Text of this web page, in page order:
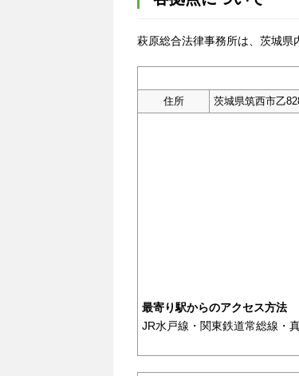
萩原総合法律事務所は、茨城県
住所
茨城県筑西市乙
最寄り駅からのアクセス方法
JR水戸線・関東鉄道常総線・